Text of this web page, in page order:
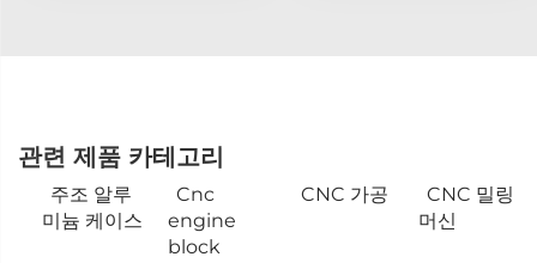
관련 제품 카테고리
주조 알루
미늄 케이스
Cnc
engine
block
CNC 가공
CNC 밀링
머신